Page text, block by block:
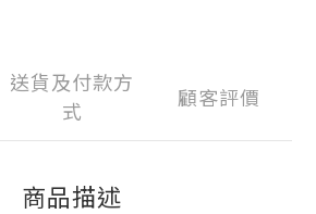
送貨及付款方
式
顧客評價
商品描述